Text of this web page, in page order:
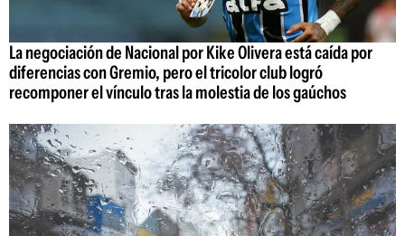
La negociación de Nacional por Kike Olivera está caída por
diferencias con Gremio, pero el tricolor club logró
recomponer el vínculo tras la molestia de los gaúchos